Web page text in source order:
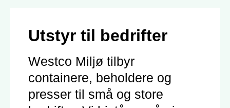
Utstyr til bedrifter
Westco Miljø tilbyr
containere, beholdere og
presser til små og store